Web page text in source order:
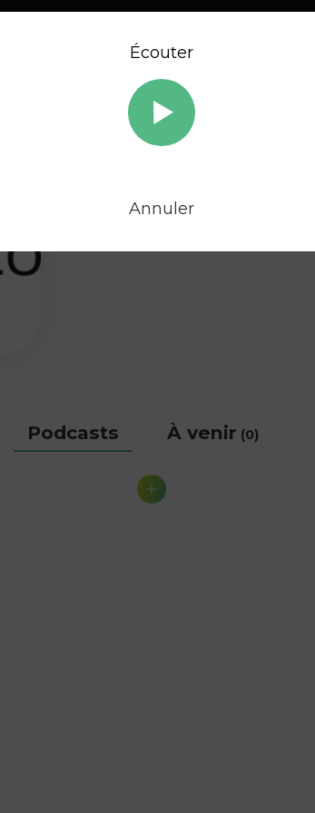
la parole aux collaborateurs
Podcasts À venir (0)
l’utilisation de cookies afin de
plus sur notre politique Cookies
Écouter
Annuler